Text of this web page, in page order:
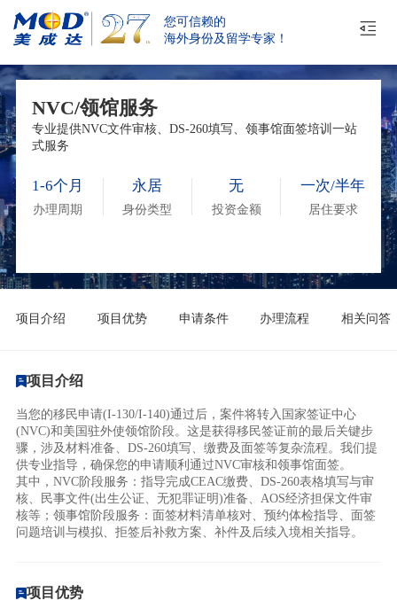
您可信赖的
海外身份及留学专家！
NVC/领馆服务
专业提供NVC文件审核、DS-260填写、领事馆面签培训一站
式服务
1-6个月
办理周期
永居
身份类型
无
投资金额
一次/半年
居住要求
项目介绍 项目优势 申请条件 办理流程 相关问答
项目介绍
当您的移民申请(I-130/I-140)通过后，案件将转入国家签证中心
(NVC)和美国驻外使领馆阶段。这是获得移民签证前的最后关键步
骤，涉及材料准备、DS-260填写、缴费及面签等复杂流程。我们提
供专业指导，确保您的申请顺利通过NVC审核和领事馆面签。
其中，NVC阶段服务：指导完成CEAC缴费、DS-260表格填写与审
核、民事文件(出生公证、无犯罪证明)准备、AOS经济担保文件审
核等；领事馆阶段服务：面签材料清单核对、预约体检指导、面签
问题培训与模拟、拒签后补救方案、补件及后续入境相关指导。
项目优势